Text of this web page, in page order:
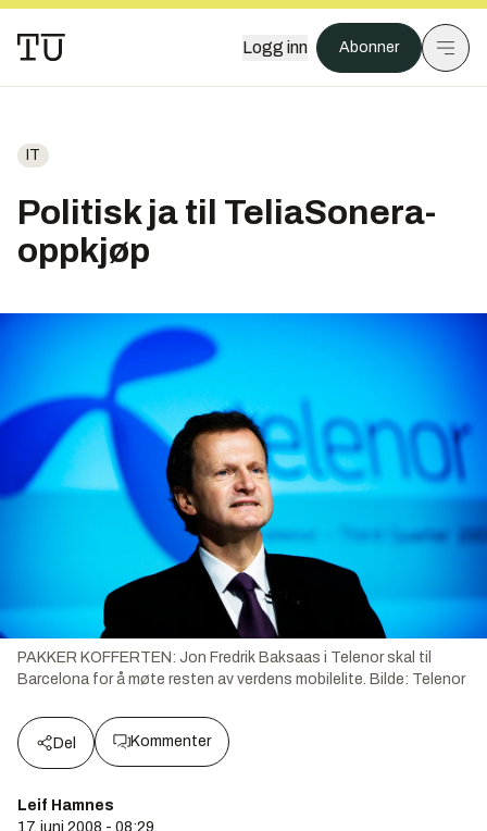
Logg inn Abonner
IT
Politisk ja til TeliaSonera-
oppkjøp
PAKKER KOFFERTEN: Jon Fredrik Baksaas i Telenor skal til
Barcelona for å møte resten av verdens mobilelite. Bilde: Telenor
Del Kommenter
Leif Hamnes
17. juni 2008 - 08:29